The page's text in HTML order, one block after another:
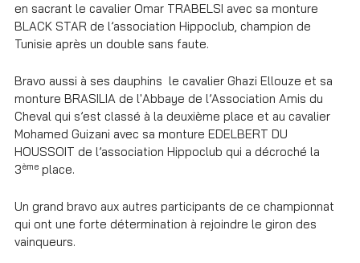
en sacrant le cavalier Omar TRABELSI avec sa monture
BLACK STAR de l’association Hippoclub, champion de
Tunisie après un double sans faute.
Bravo aussi à ses dauphins le cavalier Ghazi Ellouze et sa
monture BRASILIA de l'Abbaye de l’Association Amis du
Cheval qui s’est classé à la deuxième place et au cavalier
Mohamed Guizani avec sa monture EDELBERT DU
HOUSSOIT de l’association Hippoclub qui a décroché la
3ème place.
Un grand bravo aux autres participants de ce championnat
qui ont une forte détermination à rejoindre le giron des
vainqueurs.